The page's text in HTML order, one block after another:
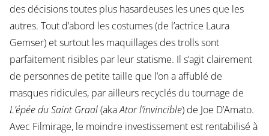
des décisions toutes plus hasardeuses les unes que les
autres. Tout d’abord les costumes (de l’actrice Laura
Gemser) et surtout les maquillages des trolls sont
parfaitement risibles par leur statisme. Il s’agit clairement
de personnes de petite taille que l’on a affublé de
masques ridicules, par ailleurs recyclés du tournage de
L’épée du Saint Graal(akaAtor l’invincible) de Joe D’Amato.
Avec Filmirage, le moindre investissement est rentabilisé à